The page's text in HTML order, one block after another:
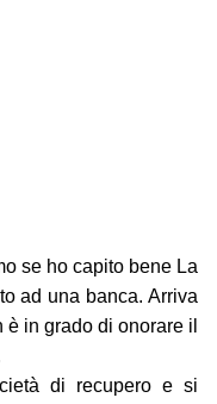
se ho capito bene La
ad una banca. Arriva
in grado di onorare il
di recupero e si